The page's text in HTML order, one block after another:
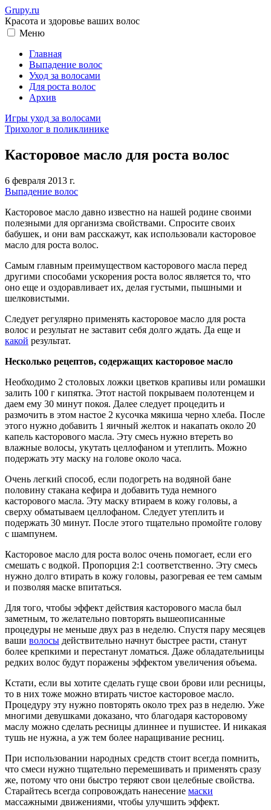
Grupy.ru
Красота и здоровье ваших волос
Меню
Главная
Выпадение волос
Уход за волосами
Для роста волос
Архив
Игры уход за волосами
Трихолог в поликлинике
Касторовое масло для роста волос
6 февраля 2013 г.
Выпадение волос
Касторовое масло давно известно на нашей родине своими
полезными для организма свойствами. Спросите своих
бабушек, и они вам расскажут, как использовали касторовое
масло для роста волос.
Самым главным преимуществом касторового масла перед
другими способами ускорения роста волос является то, что
оно еще и оздоравливает их, делая густыми, пышными и
шелковистыми.
Следует регулярно применять касторовое масло для роста
волос и результат не заставит себя долго ждать. Да еще и
какой результат.
Несколько рецептов, содержащих касторовое масло
Необходимо 2 столовых ложки цветков крапивы или ромашки
залить 100 г кипятка. Этот настой покрываем полотенцем и
даем ему 30 минут покоя. Далее следует процедить и
размочить в этом настое 2 кусочка мякиша черно хлеба. После
этого нужно добавить 1 яичный желток и накапать около 20
капель касторового масла. Эту смесь нужно втереть во
влажные волосы, укутать целлофаном и утеплить. Можно
подержать эту маску на голове около часа.
Очень легкий способ, если подогреть на водяной бане
половину стакана кефира и добавить туда немного
касторового масла. Эту маску втираем в кожу головы, а
сверху обматываем целлофаном. Следует утеплить и
подержать 30 минут. После этого тщательно промойте голову
с шампунем.
Касторовое масло для роста волос очень помогает, если его
смешать с водкой. Пропорция 2:1 соответственно. Эту смесь
нужно долго втирать в кожу головы, разогревая ее тем самым
и позволяя маске впитаться.
Для того, чтобы эффект действия касторового масла был
заметным, то желательно повторять вышеописанные
процедуры не меньше двух раз в неделю. Спустя пару месяцев
ваши волосы действительно начнут быстрее расти, станут
более крепкими и перестанут ломаться. Даже обладательницы
редких волос будут поражены эффектом увеличения объема.
Кстати, если вы хотите сделать гуще свои брови или ресницы,
то в них тоже можно втирать чистое касторовое масло.
Процедуру эту нужно повторять около трех раз в неделю. Уже
многими девушками доказано, что благодаря касторовому
маслу можно сделать ресницы длиннее и пушистее. И никакая
тушь не нужна, а уж тем более наращивание ресниц.
При использовании народных средств стоит всегда помнить,
что смеси нужно тщательно перемешивать и применять сразу
же, потому что они быстро теряют свои целебные свойства.
Старайтесь всегда сопровождать нанесение маски
массажными движениями, чтобы улучшить эффект.